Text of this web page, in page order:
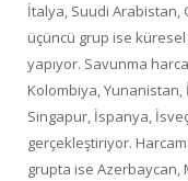
İtalya, Suudi Arabistan,
üçüncü grup ise küresel
yapıyor. Savunma
Kolombiya,
Singapur, İspanya,
gerçekleştiriyor.
grupta ise Azerbaycan,